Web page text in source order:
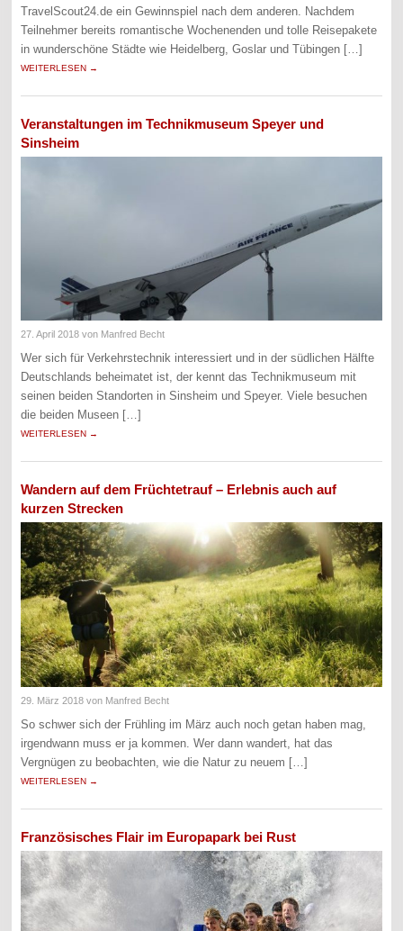
TravelScout24.de ein Gewinnspiel nach dem anderen. Nachdem
Teilnehmer bereits romantische Wochenenden und tolle Reisepakete
in wunderschöne Städte wie Heidelberg, Goslar und Tübingen […]
WEITERLESEN →
Veranstaltungen im Technikmuseum Speyer und
Sinsheim
27. April 2018 von Manfred Becht
Wer sich für Verkehrstechnik interessiert und in der südlichen Hälfte
Deutschlands beheimatet ist, der kennt das Technikmuseum mit
seinen beiden Standorten in Sinsheim und Speyer. Viele besuchen
die beiden Museen […]
WEITERLESEN →
Wandern auf dem Früchtetrauf – Erlebnis auch auf
kurzen Strecken
29. März 2018 von Manfred Becht
So schwer sich der Frühling im März auch noch getan haben mag,
irgendwann muss er ja kommen. Wer dann wandert, hat das
Vergnügen zu beobachten, wie die Natur zu neuem […]
WEITERLESEN →
Französisches Flair im Europapark bei Rust